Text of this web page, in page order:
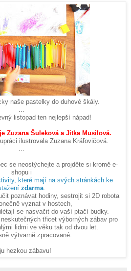
naše pastelky do duhové škály.
...
listopad ten nejlepší nápad!
Zuzana Šuleková a Jitka Musilová.
ilustrovala Zuzana Kráľovičová.
...
se neostýchejte a projděte si kromě e-
shopu i
které mají na svých stránkách ke
zdarma.
poznávat hodiny, sestrojit si 2D robota
vyznat v hostech,
se nasvačit do vaší ptačí budky.
třicet výborných zábav pro
lidmi ve věku tak od dvou let.
výtvarně zpracované.
hezkou zábavu!